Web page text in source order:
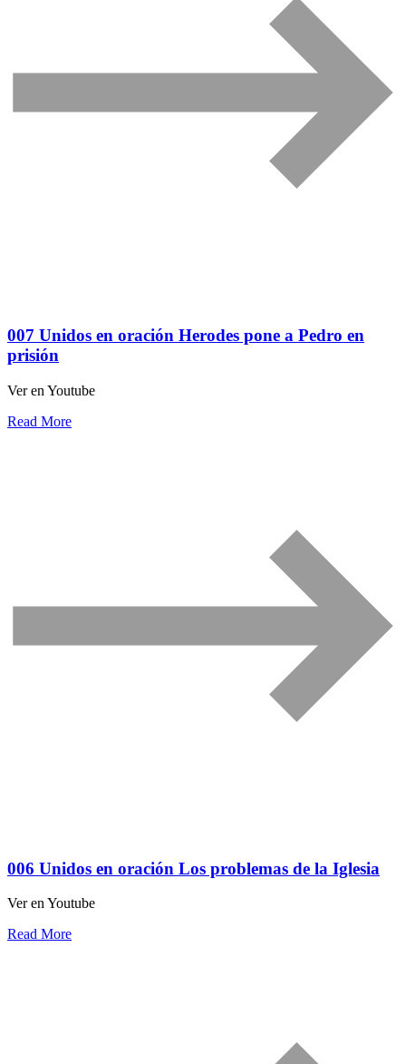
007 Unidos en oración Herodes pone a Pedro en
prisión
Ver en Youtube
Read More
006 Unidos en oración Los problemas de la Iglesia
Ver en Youtube
Read More